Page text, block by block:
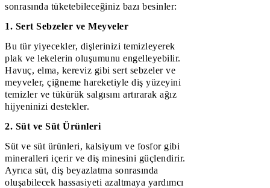
sonrasında tüketebileceğiniz bazı besinler:
1. Sert Sebzeler ve Meyveler
Bu tür yiyecekler, dişlerinizi temizleyerek
plak ve lekelerin oluşumunu engelleyebilir.
Havuç, elma, kereviz gibi sert sebzeler ve
meyveler, çiğneme hareketiyle diş yüzeyini
temizler ve tükürük salgısını artırarak ağız
hijyeninizi destekler.
2. Süt ve Süt Ürünleri
Süt ve süt ürünleri, kalsiyum ve fosfor gibi
mineralleri içerir ve diş minesini güçlendirir.
Ayrıca süt, diş beyazlatma sonrasında
oluşabilecek hassasiyeti azaltmaya yardımcı